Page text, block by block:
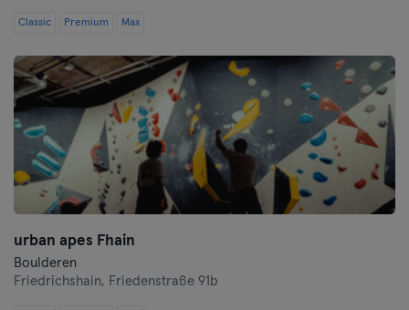
Classic Premium Max
urban apes Fhain
Boulderen
Friedrichshain, Friedenstraße 91b
Saarlouis
Schwerin
Siegen
Straubing